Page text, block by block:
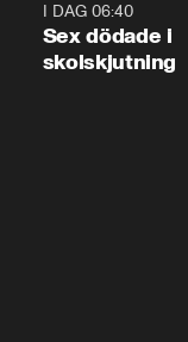
I DAG 06:40
Sex dödade i
skolskjutning